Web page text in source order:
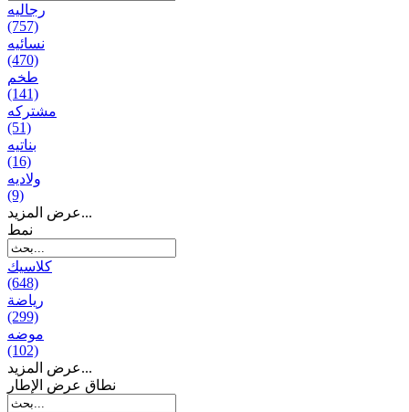
رجالیه
(757)
نسائیه
(470)
طخم
(141)
مشتركه
(51)
بناتیه
(16)
ولادیه
(9)
عرض المزيد...
نمط
كلاسيك
(648)
رياضة
(299)
موضه
(102)
عرض المزيد...
نطاق عرض الإطار